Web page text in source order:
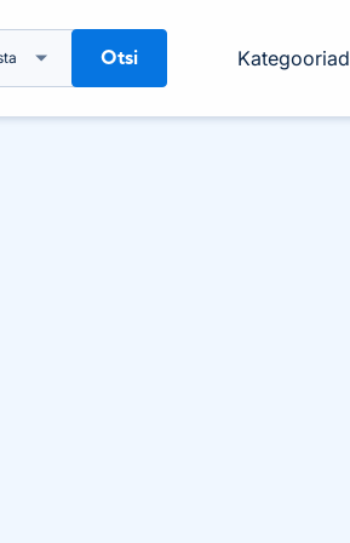
Otsi Kategooriad